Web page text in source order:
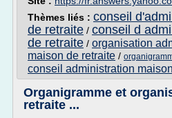
Thèmes liés : conseil
de retraite / conseil d
de retraite / organisation
maison de retraite /
conseil administration
Organigramme et
retraite ...